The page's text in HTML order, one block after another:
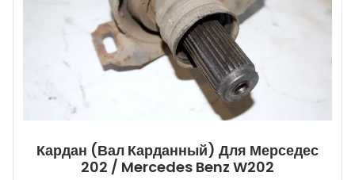
Кардан (вал Карданный) Для Мерседес
202 / Mercedes Benz W202